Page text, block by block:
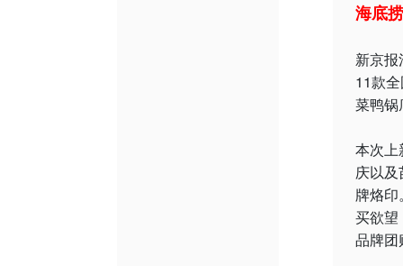
海底
新京
11款
菜鸭锅
本次上
庆以
牌烙
买欲望
品牌团